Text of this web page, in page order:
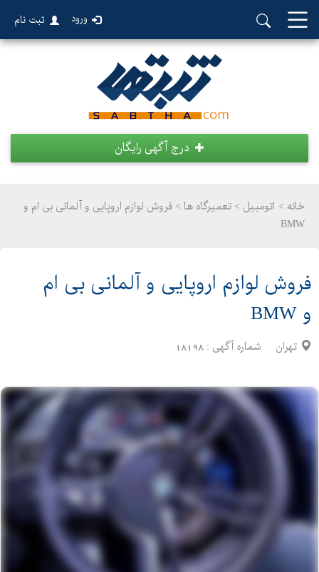
ورود ثبت نام
درج آگهی رایگان
خانه > اتومبیل > تعمیرگاه ها > فروش لوازم اروپایی و آلمانی بی ام و
BMW
فروش لوازم اروپایی و آلمانی بی ام
و BMW
تهران شماره آگهی : 18198